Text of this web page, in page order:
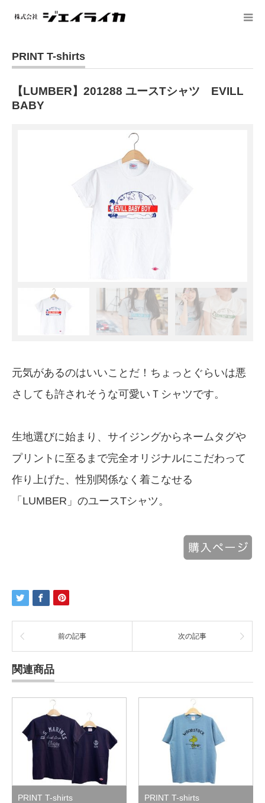
PRINT T-shirts
【LUMBER】201288 ユースTシャツ EVILL
BABY
元気があるのはいいことだ！ちょっとぐらいは悪
さしても許されそうな可愛いＴシャツです。
生地選びに始まり、サイジングからネームタグや
プリントに至るまで完全オリジナルにこだわって
作り上げた、性別関係なく着こなせる
「LUMBER」のユースTシャツ。
前の記事 次の記事
関連商品
PRINT T-shirts PRINT T-shirts